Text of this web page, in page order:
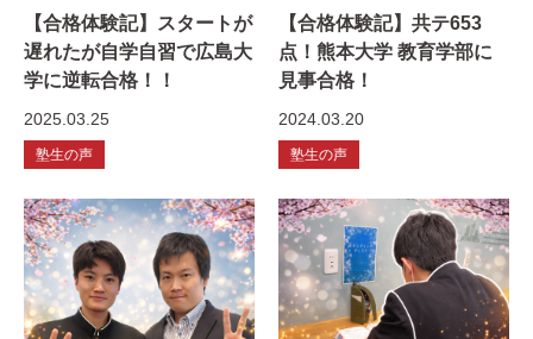
【合格体験記】スタートが
遅れたが自学自習で広島大
学に逆転合格！！
2025.03.25
塾生の声
【合格体験記】共テ653
点！熊本大学 教育学部に
見事合格！
2024.03.20
塾生の声